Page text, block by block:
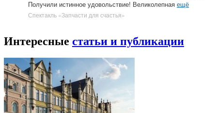
Получили истинное удовольствие! Великолепная ещё
Спектакль «Запчасти для счастья»
Интересные статьи и публикации